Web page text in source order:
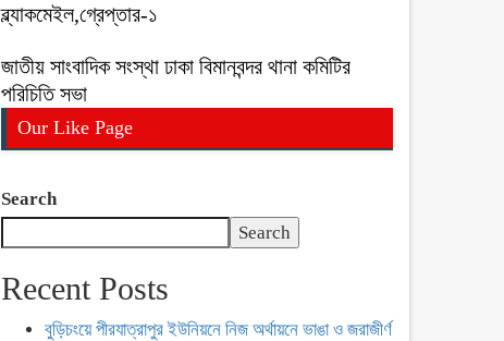
ব্ল্যাকমেইল,গ্রেপ্তার-১
জাতীয় সাংবাদিক সংস্থা ঢাকা বিমানবন্দর থানা কমিটির
পরিচিতি সভা
Our Like Page
Search
Search
Recent Posts
বুড়িচংয়ে পীরযাত্রাপুর ইউনিয়নে নিজ অর্থায়নে ভাঙা ও জরাজীর্ণ